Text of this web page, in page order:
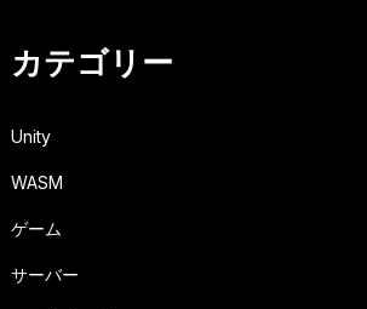
カテゴリー
Unity
WASM
ゲーム
サーバー